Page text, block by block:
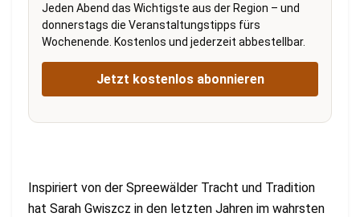
Jeden Abend das Wichtigste aus der Region – und
donnerstags die Veranstaltungstipps fürs
Wochenende. Kostenlos und jederzeit abbestellbar.
Jetzt kostenlos abonnieren
Inspiriert von der Spreewälder Tracht und Tradition
hat Sarah Gwiszcz in den letzten Jahren im wahrsten